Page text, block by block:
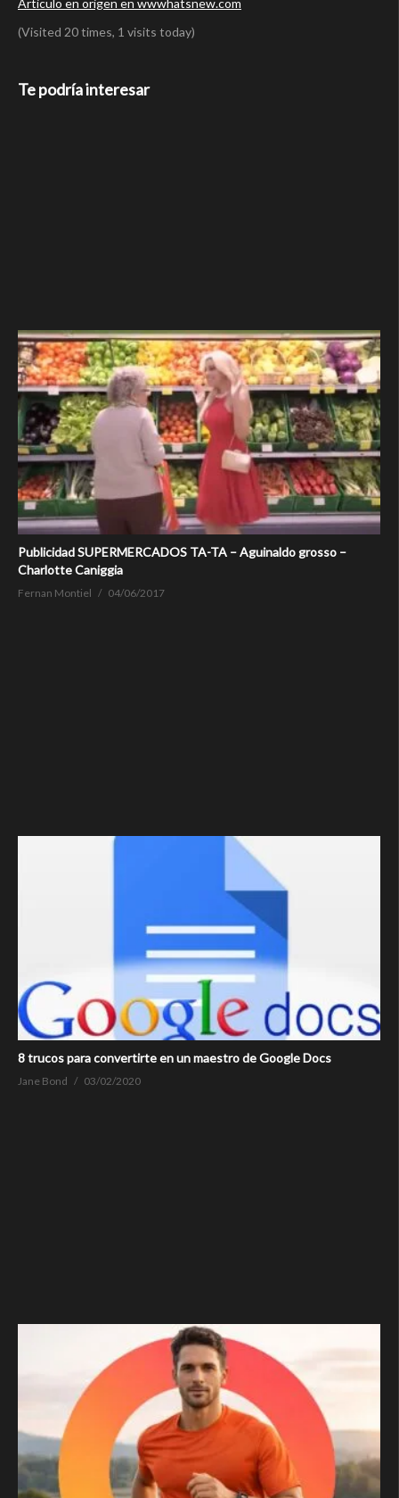
Articulo en origen en wwwhatsnew.com
(Visited 20 times, 1 visits today)
Te podría interesar
Publicidad SUPERMERCADOS TA-TA – Aguinaldo grosso –
Charlotte Caniggia
Fernan Montiel 04/06/2017
8 trucos para convertirte en un maestro de Google Docs
Jane Bond 03/02/2020